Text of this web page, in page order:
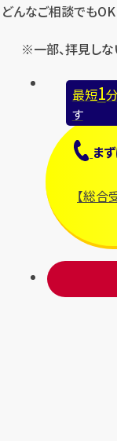
どんなご相談でも
※一部、拝見しな
最短1
す
ま
【総